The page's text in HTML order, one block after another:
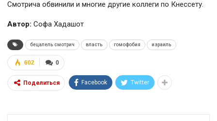
Смотрича обвинили и многие другие коллеги по Кнессету.
Автор: Софа Хадашот
бецалель смотрич власть гомофобия израиль
0
602
Поделиться Facebook Twitter